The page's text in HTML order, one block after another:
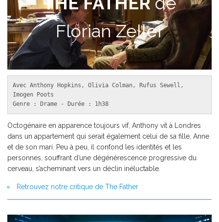
Florian Zeller
Avec Anthony Hopkins, Olivia Colman, Rufus Sewell,
Imogen Poots
Genre : Drame - Durée : 1h38
Octogénaire en apparence toujours vif, Anthony vit à Londres
dans un appartement qui serait également celui de sa fille, Anne
et de son mari. Peu à peu, il confond les identités et les
personnes, souffrant d’une dégénérescence progressive du
cerveau, s’acheminant vers un déclin inéluctable.
Retrouvez notre critique de The Father